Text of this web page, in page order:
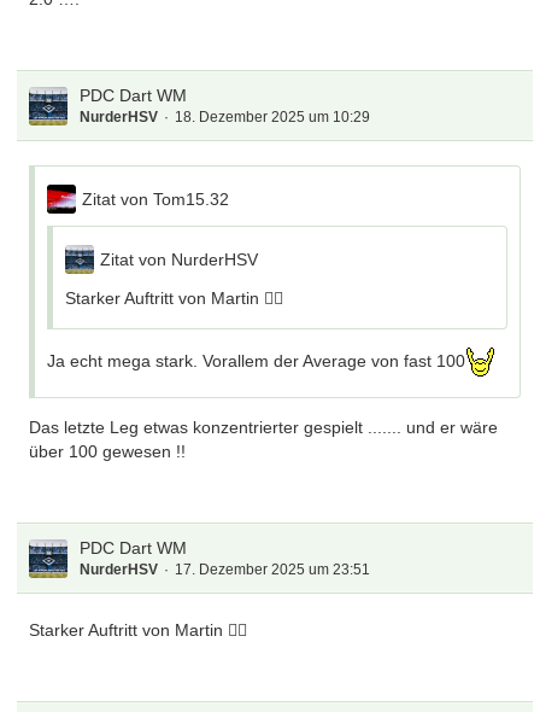
PDC Dart WM
NurderHSV 18. Dezember 2025 um 10:29
Zitat von Tom15.32
Zitat von NurderHSV
Starker Auftritt von Martin 👍🏻
Ja echt mega stark. Vorallem der Average von fast 100
Das letzte Leg etwas konzentrierter gespielt ....... und er wäre
über 100 gewesen !!
PDC Dart WM
NurderHSV 17. Dezember 2025 um 23:51
Starker Auftritt von Martin 👍🏻